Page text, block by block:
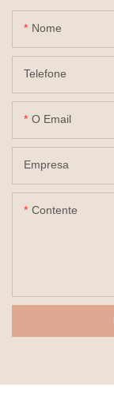
Nome
Telefone
O Email
Empresa
Contente